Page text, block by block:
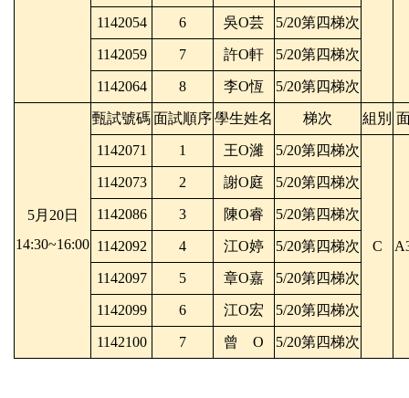
1142054 6 吳O芸 5/20第四梯次
1142059 7 許O軒 5/20第四梯次
1142064 8 李O恆 5/20第四梯次
5月20日
14:30~16:00
甄試號碼面試順序學生姓名 梯次 組別
1142071 1 王O濰 5/20第四梯次
C
1142073 2 謝O庭 5/20第四梯次
1142086 3 陳O睿 5/20第四梯次
1142092 4 江O婷 5/20第四梯次
1142097 5 章O嘉 5/20第四梯次
1142099 6 江O宏 5/20第四梯次
1142100 7 曾 O 5/20第四梯次